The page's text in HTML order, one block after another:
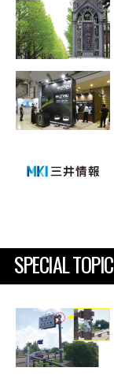
SPECIAL TOPIC